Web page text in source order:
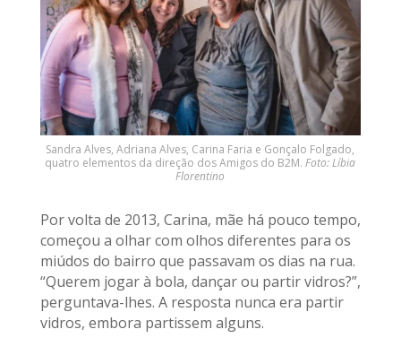
Sandra Alves, Adriana Alves, Carina Faria e Gonçalo Folgado,
quatro elementos da direção dos Amigos do B2M.Foto: Líbia
Florentino
Por volta de 2013, Carina, mãe há pouco tempo,
começou a olhar com olhos diferentes para os
miúdos do bairro que passavam os dias na rua.
“Querem jogar à bola, dançar ou partir vidros?”,
perguntava-lhes. A resposta nunca era partir
vidros, embora partissem alguns.